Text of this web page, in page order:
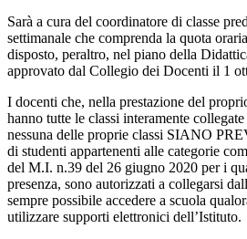
Sarà a cura del coordinatore di classe
settimanale che comprenda la quota
disposto, peraltro, nel piano della
approvato dal Collegio dei Docenti il 1
I docenti che, nella prestazione del
hanno tutte le classi interamente
nessuna delle proprie classi SIANO
di studenti appartenenti alle categorie
del M.I. n.39 del 26 giugno 2020 per i
presenza, sono autorizzati a collegarsi
sempre possibile accedere a scuola
utilizzare supporti elettronici dell’Istituto.